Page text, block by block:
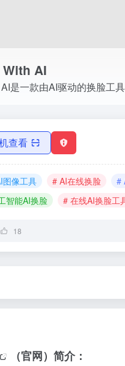
AI
查看
图像工具 # AI在线换脸 #
智能AI换脸 # 在线AI换脸工
18
（官网）简介：